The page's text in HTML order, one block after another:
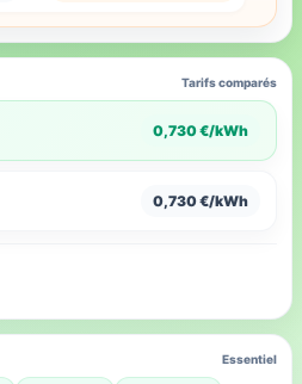
Tarifs comparés
0,730 €/kWh
0,730 €/kWh
Essentiel